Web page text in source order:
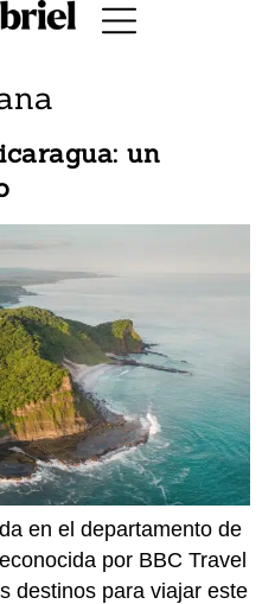
un
en el departamento de
por BBC Travel
destinos para viajar este